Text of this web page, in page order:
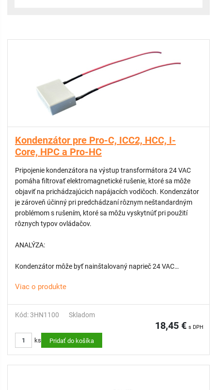
Kondenzátor pre Pro-C, ICC2, HCC, I-
Core, HPC a Pro-HC
Pripojenie kondenzátora na výstup transformátora 24 VAC
pomáha filtrovať elektromagnetické rušenie, ktoré sa môže
objaviť na prichádzajúcich napájacích vodičoch. Kondenzátor
je zároveň účinný pri predchádzaní rôznym neštandardným
problémom s rušením, ktoré sa môžu vyskytnúť pri použití
rôznych typov ovládačov.
ANALÝZA:
Kondenzátor môže byť nainštalovaný naprieč 24 VAC
HUNTER alebo HYDRAWISE. Úspešne sme ho testovali na
SITUÁCIE PRI KTORÝCH SA KONDENZÁTOR OSVEDČIL:
Viac o produkte
Kód: 3HN1100 Skladom
18,45 € s DPH
ks Pridať do košíka